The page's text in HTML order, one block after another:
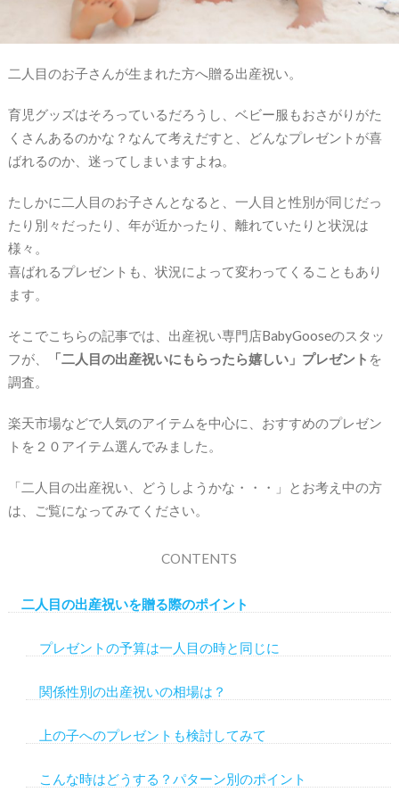
二人目のお子さんが生まれた方へ贈る出産祝い。
育児グッズはそろっているだろうし、ベビー服もおさがりがた
くさんあるのかな？なんて考えだすと、どんなプレゼントが喜
ばれるのか、迷ってしまいますよね。
たしかに二人目のお子さんとなると、一人目と性別が同じだっ
たり別々だったり、年が近かったり、離れていたりと状況は
様々。
喜ばれるプレゼントも、状況によって変わってくることもあり
ます。
そこでこちらの記事では、出産祝い専門店BabyGooseのスタッ
フが、
「二人目の出産祝いにもらったら嬉しい」プレゼント を
調査。
楽天市場などで人気のアイテムを中心に、おすすめのプレゼン
トを２０アイテム選んでみました。
「二人目の出産祝い、どうしようかな・・・」とお考え中の方
は、ご覧になってみてください。
CONTENTS
二人目の出産祝いを贈る際のポイント
プレゼントの予算は一人目の時と同じに
関係性別の出産祝いの相場は？
上の子へのプレゼントも検討してみて
こんな時はどうする？パターン別のポイント